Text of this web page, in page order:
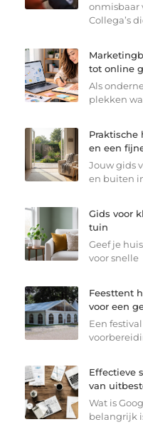
onmisbaar
Collega’s
tot online
Als
plekken
Praktische
en een
Jouw gids
en buiten
Gids voor
tuin
Geef je
voor snelle
Feesttent
voor een
Een
Effectieve
van
Wat is
belangrijk